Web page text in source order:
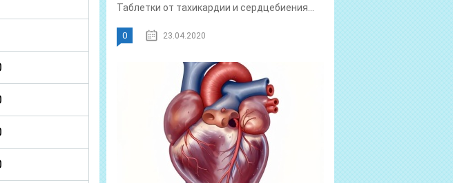
Таблетки от тахикардии и сердцебиения...
0 23.04.2020